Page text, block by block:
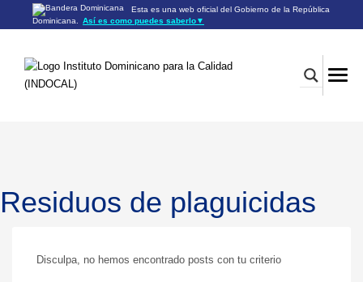
Esta es una web oficial del Gobierno de la República
Dominicana.
Así es como puedes saberlo▼
Los sitios web oficiales utilizan .gob.do o .gov.do
Los sitios web oficiales .gob.do o .gov.do seguros utilizan
HTTPS
Residuos de plaguicidas
Disculpa, no hemos encontrado posts con tu criterio